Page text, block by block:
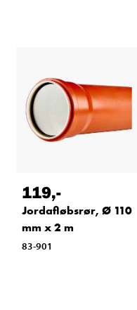
119,-
Jordafløbsrør, Ø 110
mm x 2 m
83-901